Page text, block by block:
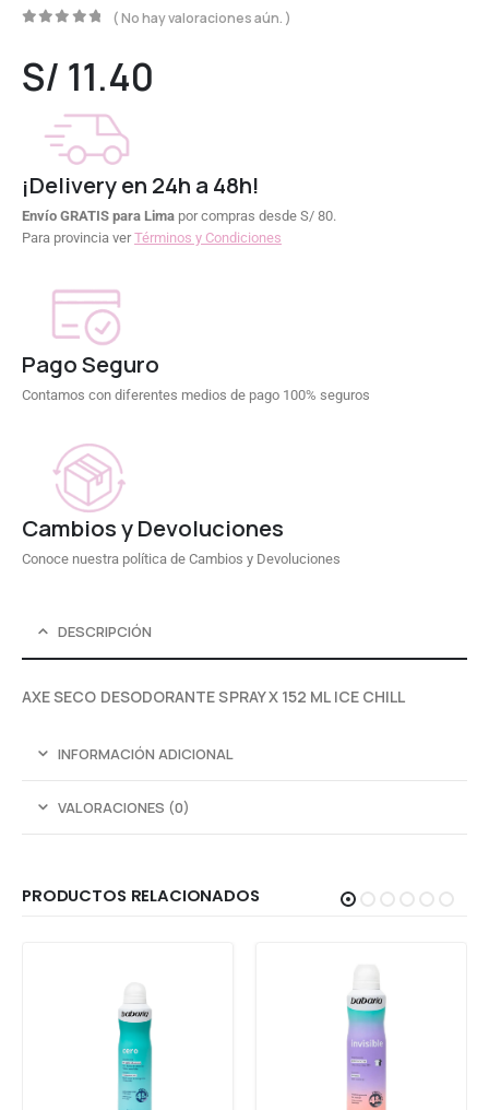
( No hay valoraciones aún. )
S/ 11.40
¡Delivery en 24h a 48h!
Envío GRATIS para Lima por compras desde S/ 80.
Para provincia verTérminos y Condiciones
Pago Seguro
Contamos con diferentes medios de pago 100% seguros
Cambios y Devoluciones
Conoce nuestra política de Cambios y Devoluciones
DESCRIPCIÓN
AXE SECO DESODORANTE SPRAY X 152 ML ICE CHILL
INFORMACIÓN ADICIONAL
VALORACIONES (0)
PRODUCTOS RELACIONADOS